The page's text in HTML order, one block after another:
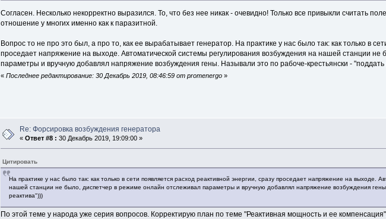
Согласен. Несколько некорректно выразился. То, что без нее никак - очевидно! Только все привыкли считать
отношение у многих именно как к паразитной.
Вопрос то не про это был, а про то, как ее вырабатывает генератор. На практике у нас было так: как только в
проседает напряжение на выходе. Автоматической системы регулирования возбуждения на нашей станции
параметры и вручную добавлял напряжение возбуждения гены. Называли это по рабоче-крестьянски - "поддать
« Последнее редактирование: 30 Декабрь 2019, 08:46:59 от promenergo»
Re: Форсировка возбуждения генератора
«Ответ #8 : 30 Декабрь 2019, 19:09:00 »
Цитировать
На практике у нас было так: как только в сети появляется расход реактивной энергии, сразу проседает напряжение на выходе.
нашей станции не было, диспетчер в режиме онлайн отслеживал параметры и вручную добавлял напряжение возбуждения
реактива")))
По этой теме у народа уже серия вопросов. Корректирую план по теме "Реактивная мощность и ее компенсация".